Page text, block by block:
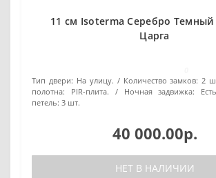
11 см Isoterma Серебро Темный
Царга
Тип двери: На улицу. Количество замков: 2
полотна:
PIR-плита. Ночная задвижка:
петель: 3 шт.
40 000.00р.
НЕТ В НАЛИЧИИ